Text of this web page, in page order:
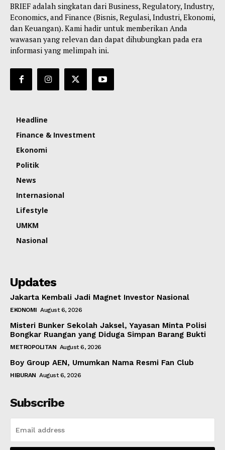
BRIEF adalah singkatan dari Business, Regulatory, Industry,
Economics, and Finance (Bisnis, Regulasi, Industri, Ekonomi,
dan Keuangan). Kami hadir untuk memberikan Anda
wawasan yang relevan dan dapat dihubungkan pada era
informasi yang melimpah ini.
Headline
Finance & Investment
Ekonomi
Politik
News
Internasional
Lifestyle
UMKM
Nasional
Updates
Jakarta Kembali Jadi Magnet Investor Nasional
EKONOMI August 6, 2026
Misteri Bunker Sekolah Jaksel, Yayasan Minta Polisi
Bongkar Ruangan yang Diduga Simpan Barang Bukti
METROPOLITAN August 6, 2026
Boy Group AEN, Umumkan Nama Resmi Fan Club
HIBURAN August 6, 2026
Subscribe